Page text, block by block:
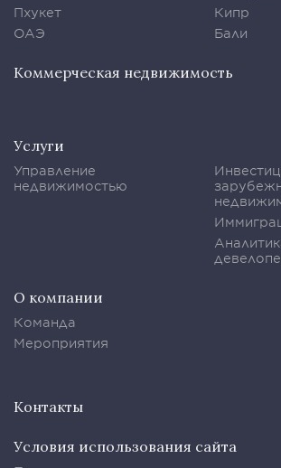
Пхукет
ОАЭ
Кипр
Бали
Коммерческая недвижимость
Услуги
Управление
недвижимостью
О компании
Команда
Мероприятия
Контакты
Условия использования сайта